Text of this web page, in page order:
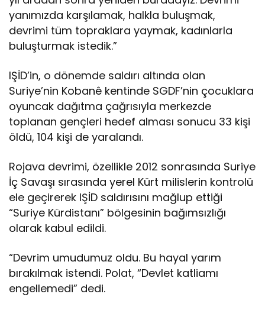
yanımızda karşılamak, halkla buluşmak,
devrimi tüm topraklara yaymak, kadınlarla
buluşturmak istedik.”
IŞİD’in, o dönemde saldırı altında olan
Suriye’nin Kobanê kentinde SGDF’nin çocuklara
oyuncak dağıtma çağrısıyla merkezde
toplanan gençleri hedef alması sonucu 33 kişi
öldü, 104 kişi de yaralandı.
Rojava devrimi, özellikle 2012 sonrasında Suriye
İç Savaşı sırasında yerel Kürt milislerin kontrolü
ele geçirerek IŞİD saldırısını mağlup ettiği
“Suriye Kürdistanı” bölgesinin bağımsızlığı
olarak kabul edildi.
“Devrim umudumuz oldu. Bu hayal yarım
bırakılmak istendi. Polat, “Devlet katliamı
engellemedi” dedi.